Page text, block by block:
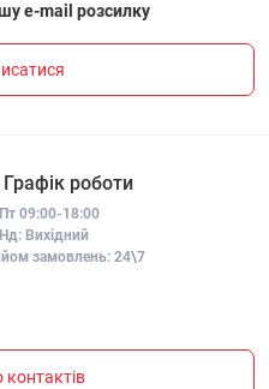
e-mail розсилку
Графік роботи
09:00-18:00
Вихідний
замовлень: 24\7
контактів